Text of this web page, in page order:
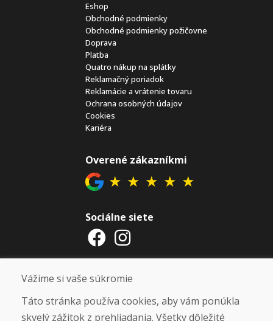
Eshop
Obchodné podmienky
Obchodné podmienky požičovne
Doprava
Platba
Quatro nákup na splátky
Reklamačný poriadok
Reklamácie a vrátenie tovaru
Ochrana osobných údajov
Cookies
Kariéra
Overené zákazníkmi
★ ★ ★ ★ ★
Sociálne siete
Otváracie hodiny
UKONČENÁ. ĎAKUJEME VÁM ZA
Vážime si vaše súkromie
Táto stránka používa cookies, aby vám ponúkla
skvelý zážitok z prehliadania. Všetky dôležité